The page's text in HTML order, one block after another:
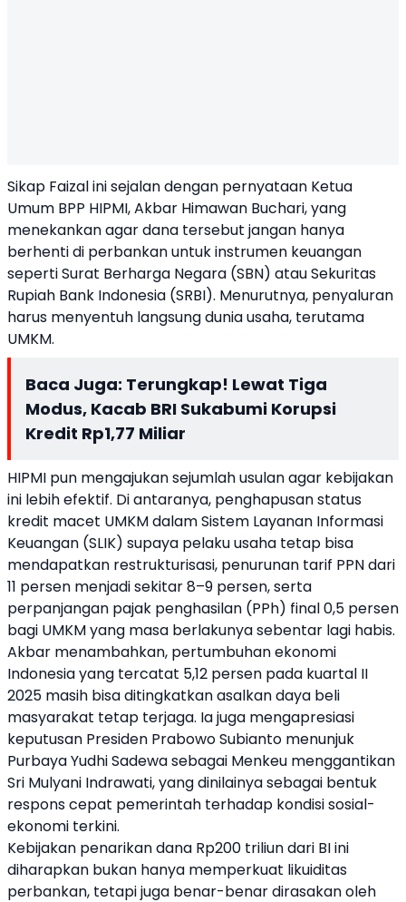
Sikap Faizal ini sejalan dengan pernyataan Ketua
Umum BPP HIPMI, Akbar Himawan Buchari, yang
menekankan agar dana tersebut jangan hanya
berhenti di perbankan untuk instrumen keuangan
seperti Surat Berharga Negara (SBN) atau Sekuritas
Rupiah Bank Indonesia (SRBI). Menurutnya, penyaluran
harus menyentuh langsung dunia usaha, terutama
UMKM.
Baca Juga: Terungkap! Lewat Tiga
Modus, Kacab BRI Sukabumi Korupsi
Kredit Rp1,77 Miliar
HIPMI pun mengajukan sejumlah usulan agar kebijakan
ini lebih efektif. Di antaranya, penghapusan status
kredit macet UMKM dalam Sistem Layanan Informasi
Keuangan (SLIK) supaya pelaku usaha tetap bisa
mendapatkan restrukturisasi, penurunan tarif PPN dari
11 persen menjadi sekitar 8–9 persen, serta
perpanjangan pajak penghasilan (PPh) final 0,5 persen
bagi UMKM yang masa berlakunya sebentar lagi habis.
Akbar menambahkan, pertumbuhan ekonomi
Indonesia yang tercatat 5,12 persen pada kuartal II
2025 masih bisa ditingkatkan asalkan daya beli
masyarakat tetap terjaga. Ia juga mengapresiasi
keputusan Presiden Prabowo Subianto menunjuk
Purbaya Yudhi Sadewa sebagai Menkeu menggantikan
Sri Mulyani Indrawati, yang dinilainya sebagai bentuk
respons cepat pemerintah terhadap kondisi sosial-
ekonomi terkini.
Kebijakan penarikan dana Rp200 triliun dari BI ini
diharapkan bukan hanya memperkuat likuiditas
perbankan, tetapi juga benar-benar dirasakan oleh